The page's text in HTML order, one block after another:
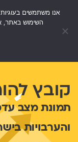
קובץ
תמונת מצב
והערבויות
אנו משתמשים
השימוש באתר,